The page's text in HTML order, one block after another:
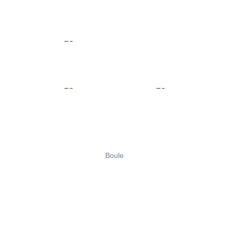
Boule